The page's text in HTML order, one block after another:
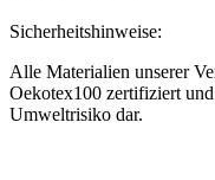
Sicherheitshinweise:
Alle Materialien unserer
Oekotex100 zertifiziert
Umweltrisiko dar.